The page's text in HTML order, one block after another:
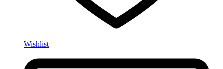
Wishlist